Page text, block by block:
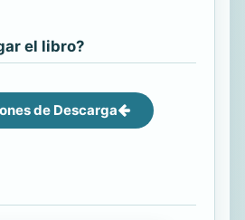
el libro?
de Descarga